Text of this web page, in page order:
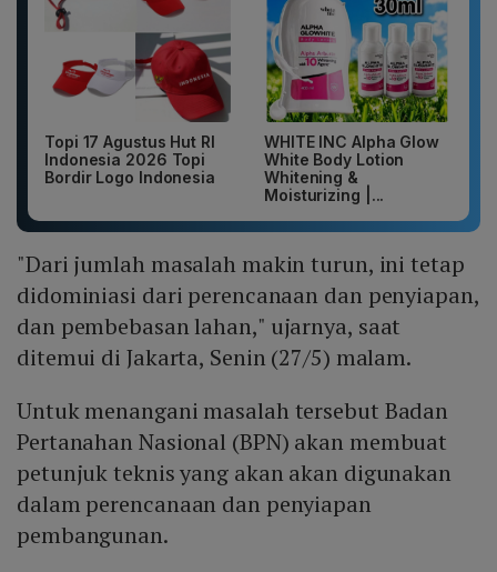
Topi 17 Agustus Hut RI
Indonesia 2026 Topi
Bordir Logo Indonesia
WHITE INC Alpha Glow
White Body Lotion
Whitening &
Moisturizing |...
"Dari jumlah masalah makin turun, ini tetap
didominiasi dari perencanaan dan penyiapan,
dan pembebasan lahan," ujarnya, saat
ditemui di Jakarta, Senin (27/5) malam.
Untuk menangani masalah tersebut Badan
Pertanahan Nasional (BPN) akan membuat
petunjuk teknis yang akan akan digunakan
dalam perencanaan dan penyiapan
pembangunan.